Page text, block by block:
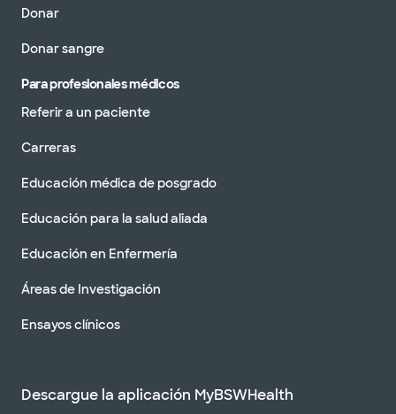
Donar
Donar sangre
Para profesionales médicos
Referir a un paciente
Carreras
Educación médica de posgrado
Educación para la salud aliada
Educación en Enfermería
Áreas de Investigación
Ensayos clínicos
Descargue la aplicación MyBSWHealth